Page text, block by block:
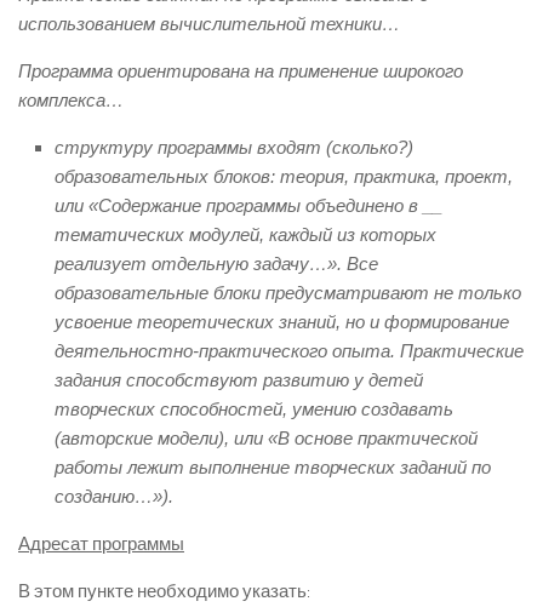
использованием вычислительной техники…
Программа ориентирована на применение широкого
комплекса…
структуру программы входят (сколько?)
образовательных блоков: теория, практика, проект,
или «Содержание программы объединено в __
тематических модулей, каждый из которых
реализует отдельную задачу…». Все
образовательные блоки предусматривают не только
усвоение теоретических знаний, но и формирование
деятельностно-практического опыта. Практические
задания способствуют развитию у детей
творческих способностей, умению создавать
(авторские модели), или «В основе практической
работы лежит выполнение творческих заданий по
созданию…»).
Адресат программы
В этом пункте необходимо указать: